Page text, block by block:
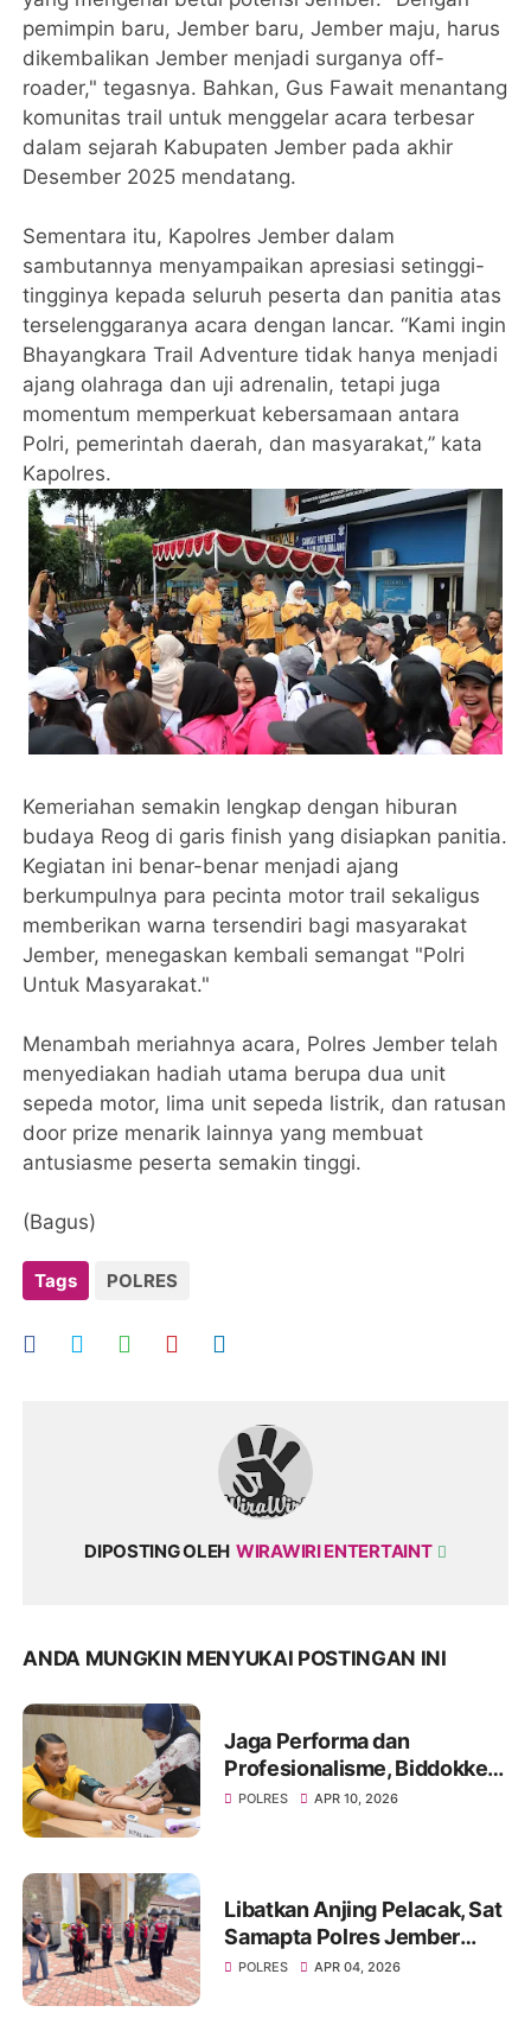
pemimpin baru, Jember baru, Jember maju, harus
dikembalikan Jember menjadi surganya off-
roader," tegasnya. Bahkan, Gus Fawait menantang
komunitas trail untuk menggelar acara terbesar
dalam sejarah Kabupaten Jember pada akhir
Desember 2025 mendatang.
Sementara itu, Kapolres Jember dalam
sambutannya menyampaikan apresiasi setinggi-
tingginya kepada seluruh peserta dan panitia atas
terselenggaranya acara dengan lancar. “Kami ingin
Bhayangkara Trail Adventure tidak hanya menjadi
ajang olahraga dan uji adrenalin, tetapi juga
momentum memperkuat kebersamaan antara
Polri, pemerintah daerah, dan masyarakat,” kata
Kapolres.
Kemeriahan semakin lengkap dengan hiburan
budaya Reog di garis finish yang disiapkan panitia.
Kegiatan ini benar-benar menjadi ajang
berkumpulnya para pecinta motor trail sekaligus
memberikan warna tersendiri bagi masyarakat
Jember, menegaskan kembali semangat "Polri
Untuk Masyarakat."
Menambah meriahnya acara, Polres Jember telah
menyediakan hadiah utama berupa dua unit
sepeda motor, lima unit sepeda listrik, dan ratusan
door prize menarik lainnya yang membuat
antusiasme peserta semakin tinggi.
(Bagus)
Tags POLRES
DIPOSTING OLEH WIRAWIRI ENTERTAINT
ANDA MUNGKIN MENYUKAI POSTINGAN INI
Jaga Performa dan
Profesionalisme, Biddokkes
Polda Jatim Gelar Rikes
POLRES APR 10, 2026
Libatkan Anjing Pelacak, Sat
Samapta Polres Jember
Sterilisasi Gereja Jelang
POLRES APR 04, 2026